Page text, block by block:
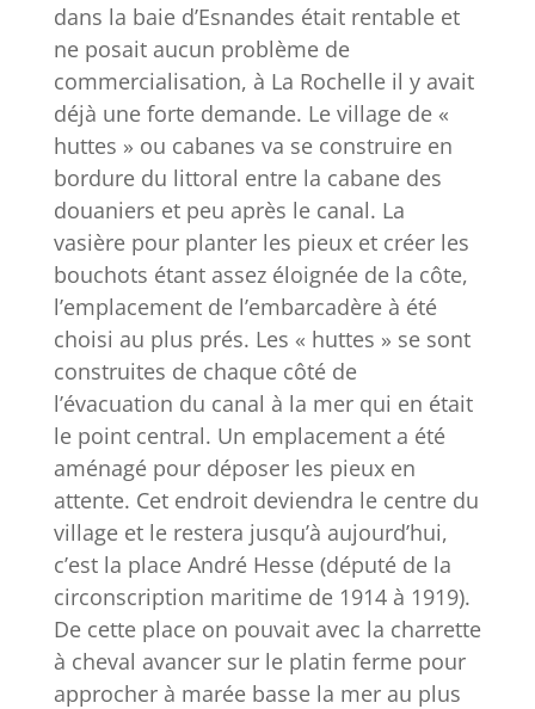
dans la baie d’Esnandes était rentable et
ne posait aucun problème de
commercialisation, à La Rochelle il y avait
déjà une forte demande. Le village de «
huttes » ou cabanes va se construire en
bordure du littoral entre la cabane des
douaniers et peu après le canal. La
vasière pour planter les pieux et créer les
bouchots étant assez éloignée de la côte,
l’emplacement de l’embarcadère à été
choisi au plus prés. Les « huttes » se sont
construites de chaque côté de
l’évacuation du canal à la mer qui en était
le point central. Un emplacement a été
aménagé pour déposer les pieux en
attente. Cet endroit deviendra le centre du
village et le restera jusqu’à aujourd’hui,
c’est la place André Hesse (député de la
circonscription maritime de 1914 à 1919).
De cette place on pouvait avec la charrette
à cheval avancer sur le platin ferme pour
approcher à marée basse la mer au plus